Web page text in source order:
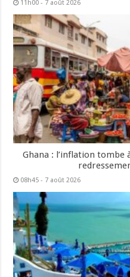
11h00 - 7 août 2026
Ghana : l’inflation tombe
08h45 - 7 août 2026